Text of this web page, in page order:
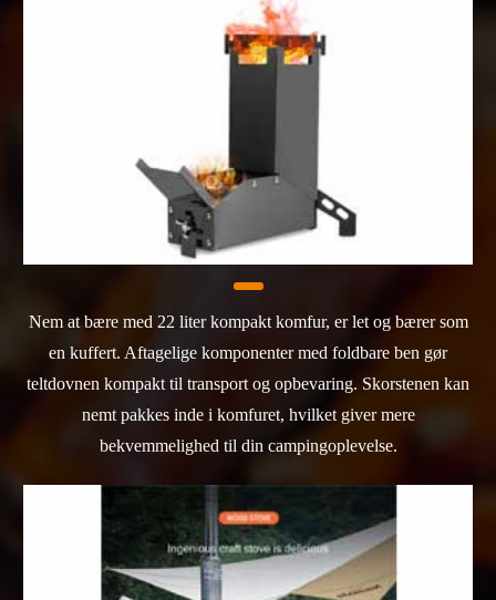
Nem at bære med 22 liter kompakt komfur, er let og bærer som
en kuffert. Aftagelige komponenter med foldbare ben gør
teltdovnen kompakt til transport og opbevaring. Skorstenen kan
nemt pakkes inde i komfuret, hvilket giver mere
bekvemmelighed til din campingoplevelse.